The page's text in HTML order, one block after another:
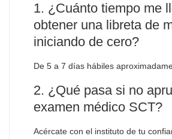
1. ¿Cuánto tiempo me
obtener una libreta de
iniciando de cero?
De 5 a 7 días hábiles
2. ¿Qué pasa si no
examen médico SCT?
Acércate con el instituto de tu